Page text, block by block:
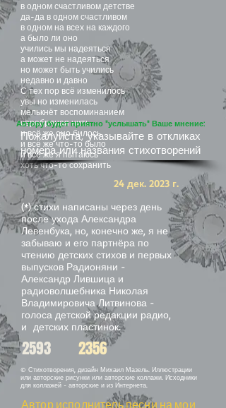
в одном счастливом детстве
да-да в одном счастливом
в одном на всех на каждого
а было ли оно
учились мы надеяться
а может не надеяться
но может быть учились
недавно и давно
С тех пор всё изменилось
увы но изменилась
мелькнёт воспоминанием
серебряная нить
и всё же оно билось
и всё же что-то было
и всё же я пытаюсь
хоть что-то сохранить
24 дек. 2023 г.
(*) стихи написаны через день
после ухода Александра
Левенбука, но, конечно же, я не
забываю и его партнёра по
чтению детских стихов и первых
выпусков Радионяни -
Александр Лившица и
радиоволшебника Николая
Владимировича Литвинова -
голоса детской редакции радио,
и детских пластинок.
2593 2356
© Стихотворения, дизайн Михаил Мазель. Иллюстрации
или авторские рисунки или авторские коллажи. Исходники
для коллажей - авторские и из Интернета.
Автору будет приятно "услышать" Ваше мнение:
Пожалуйста, указывайте в откликах
номера или названия стихотворений